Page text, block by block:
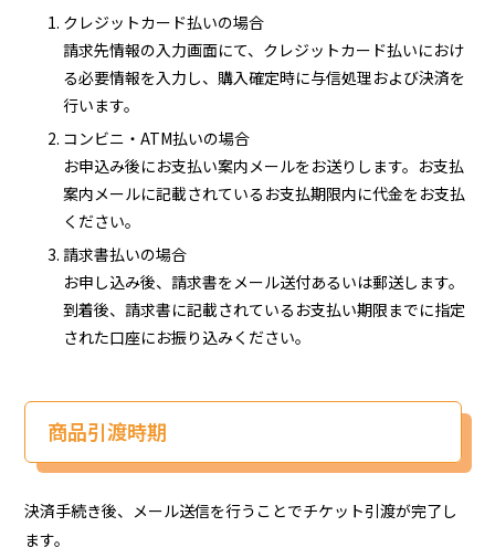
クレジットカード払いの場合
請求先情報の入力画面にて、クレジットカード払いにおけ
る必要情報を入力し、購入確定時に与信処理および決済を
行います。
コンビニ・ATM払いの場合
お申込み後にお支払い案内メールをお送りします。お支払
案内メールに記載されているお支払期限内に代金をお支払
ください。
請求書払いの場合
お申し込み後、請求書をメール送付あるいは郵送します。
到着後、請求書に記載されているお支払い期限までに指定
された口座にお振り込みください。
商品引渡時期
決済手続き後、メール送信を行うことでチケット引渡が完了し
ます。